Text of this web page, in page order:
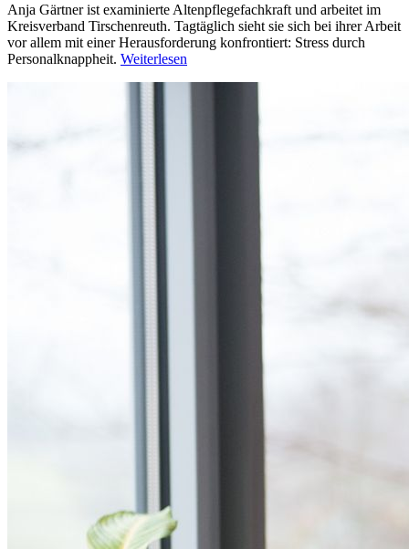
Anja Gärtner ist examinierte Altenpflegefachkraft und arbeitet im
Kreisverband Tirschenreuth. Tagtäglich sieht sie sich bei ihrer Arbeit
vor allem mit einer Herausforderung konfrontiert: Stress durch
Personalknappheit. Weiterlesen